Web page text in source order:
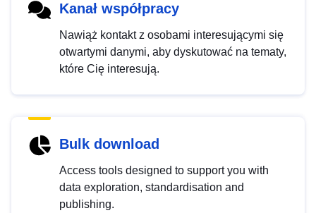
Kanał współpracy
Nawiąż kontakt z osobami interesującymi się
otwartymi danymi, aby dyskutować na tematy,
które Cię interesują.
Bulk download
Access tools designed to support you with
data exploration, standardisation and
publishing.